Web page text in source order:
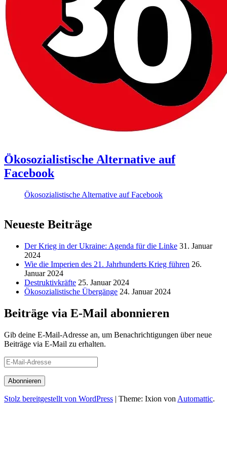
Ökosozialistische Alternative auf
Facebook
Ökosozialistische Alternative auf Facebook
Neueste Beiträge
Der Krieg in der Ukraine: Agenda für die Linke 31. Januar
2024
Wie die Imperien des 21. Jahrhunderts Krieg führen 26.
Januar 2024
Destruktivkräfte 25. Januar 2024
Ökosozialistische Übergänge 24. Januar 2024
Beiträge via E-Mail abonnieren
Gib deine E-Mail-Adresse an, um Benachrichtigungen über neue
Beiträge via E-Mail zu erhalten.
E-
Mail-
Adresse
Stolz bereitgestellt von WordPress | Theme: Ixion von Automattic.